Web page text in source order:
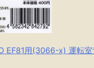
EF81用(3066-x) 運転室